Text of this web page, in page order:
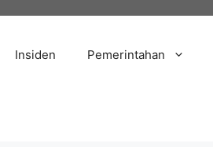
Insiden Pemerintahan